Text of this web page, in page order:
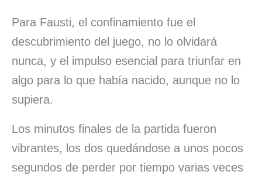
Para Fausti, el confinamiento fue el
descubrimiento del juego, no lo olvidará
nunca, y el impulso esencial para triunfar en
algo para lo que había nacido, aunque no lo
supiera.
Los minutos finales de la partida fueron
vibrantes, los dos quedándose a unos pocos
segundos de perder por tiempo varias veces